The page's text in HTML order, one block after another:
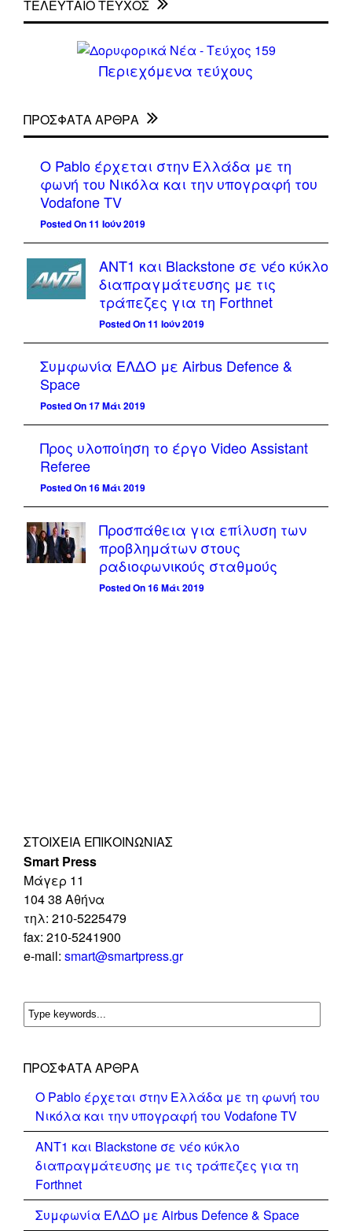
ΤΕΛΕΥΤΑΙΟ ΤΕΥΧΟΣ
Περιεχόμενα τεύχους
ΠΡΌΣΦΑΤΑ ΆΡΘΡΑ
Ο Pablo έρχεται στην Ελλάδα με τη
φωνή του Νικόλα και την υπογραφή του
Vodafone TV
Posted On 11 Ιούν 2019
ΑΝΤ1 και Blackstone σε νέο κύκλο
διαπραγμάτευσης με τις
τράπεζες για τη Forthnet
Posted On 11 Ιούν 2019
Συμφωνία ΕΛΔΟ με Airbus Defence &
Space
Posted On 17 Μάι 2019
Προς υλοποίηση το έργο Video Assistant
Referee
Posted On 16 Μάι 2019
Προσπάθεια για επίλυση των
προβλημάτων στους
ραδιοφωνικούς σταθμούς
Posted On 16 Μάι 2019
ΣΤΟΙΧΕΊΑ ΕΠΙΚΟΙΝΩΝΊΑΣ
Smart Press
Mάγερ 11
104 38 Αθήνα
τηλ: 210-5225479
fax: 210-5241900
e-mail: smart@smartpress.gr
ΠΡΌΣΦΑΤΑ ΆΡΘΡΑ
Ο Pablo έρχεται στην Ελλάδα με τη φωνή του
Νικόλα και την υπογραφή του Vodafone TV
ΑΝΤ1 και Blackstone σε νέο κύκλο
διαπραγμάτευσης με τις τράπεζες για τη
Forthnet
Συμφωνία ΕΛΔΟ με Airbus Defence & Space